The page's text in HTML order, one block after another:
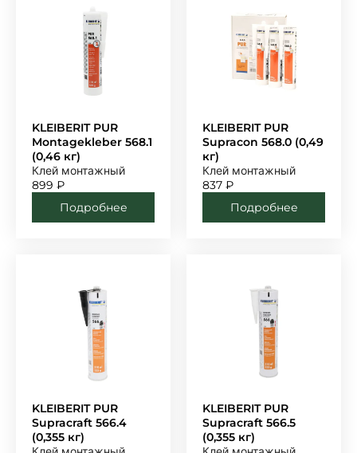
KLEIBERIT PUR
Montagekleber 568.1
(0,46 кг)
Клей монтажный
899 ₽
Подробнее
KLEIBERIT PUR
Supracon 568.0 (0,49
кг)
Клей монтажный
837 ₽
Подробнее
KLEIBERIT PUR
Supracraft 566.4
(0,355 кг)
KLEIBERIT PUR
Supracraft 566.5
(0,355 кг)